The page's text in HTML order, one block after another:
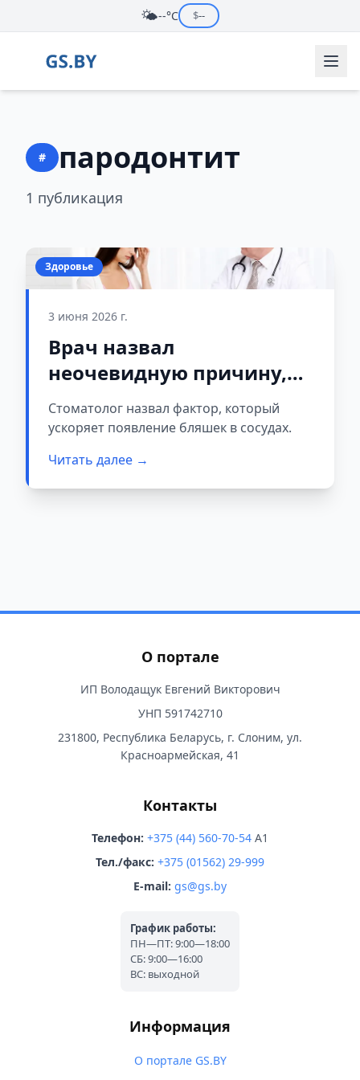
🌤️--°C $--
# пародонтит
1 публикация
Здоровье
3 июня 2026 г.
Врач назвал
неочевидную причину,
из-за которой быстрее
образуются бляшки в
сосудах
Стоматолог назвал фактор, который
ускоряет появление бляшек в сосудах.
Читать далее →
О портале
ИП Володащук Евгений Викторович
УНП 591742710
231800, Республика Беларусь, г. Слоним, ул.
Красноармейская, 41
Контакты
Телефон: +375 (44) 560-70-54 A1
Тел./факс: +375 (01562) 29-999
E-mail: gs@gs.by
График работы:
ПН—ПТ: 9:00—18:00
СБ: 9:00—16:00
ВС: выходной
Информация
О портале GS.BY